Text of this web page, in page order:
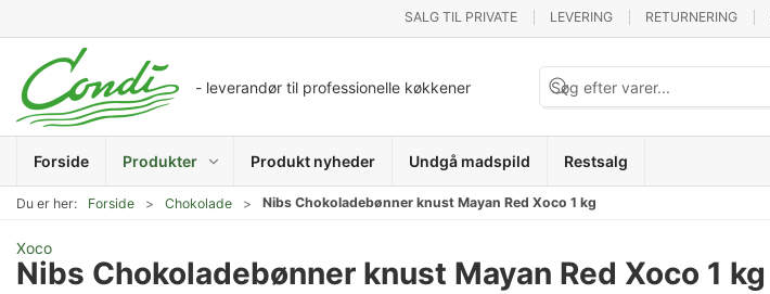
SALG TIL PRIVATE LEVERING RETURNERING
- leverandør til professionelle køkkener
Forside Produkter Produkt nyheder Undgå madspild Restsalg
Du er her: Forside Chokolade Nibs Chokoladebønner knust Mayan Red Xoco 1 kg
Xoco
Nibs Chokoladebønner knust Mayan Red Xoco 1 kg